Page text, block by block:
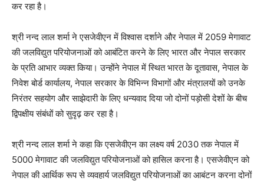
कर रहा है।
श्री नन्‍द लाल शर्मा ने एसजेवीएन में विश्वास दर्शाने और नेपाल में 2059 मेगावाट
की जलविद्युत परियोजनाओं को आबंटित करने के लिए भारत और नेपाल सरकार
के प्रति आभार व्यक्त किया। उन्होंने नेपाल में स्थित भारत के दूतावास, नेपाल के
निवेश बोर्ड कार्यालय, नेपाल सरकार के विभिन्न विभागों और मंत्रालयों को उनके
निरंतर सहयोग और साझेदारी के लिए धन्यवाद दिया जो दोनों पड़ोसी देशों के बीच
द्विपक्षीय संबंधों को सुदृढ़ कर रहा है।
श्री नन्‍द लाल शर्मा ने कहा कि एसजेवीएन का लक्ष्य वर्ष 2030 तक नेपाल में
5000 मेगावाट की जलविद्युत परियोजनाओं को हासिल करना है। एसजेवीएन को
नेपाल की आर्थिक रूप से व्यवहार्य जलविद्युत परियोजनाओं का आबंटन करना दोनों